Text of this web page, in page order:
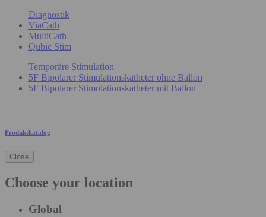
Diagnostik
ViaCath
MultiCath
Qubic Stim
Temporäre Stimulation
5F Bipolarer Stimulationskatheter ohne Ballon
5F Bipolarer Stimulationskatheter mit Ballon
Produktkatalog
Close
Choose your location
Global